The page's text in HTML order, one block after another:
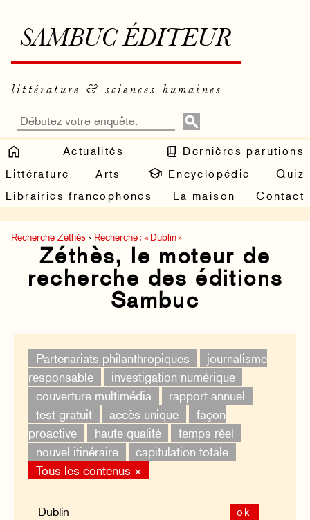
SAMBUC ÉDITEUR
littérature & sciences humaines
Actualités
Dernières parutions
Littérature
Arts Encyclopédie
Quiz
Librairies francophones
La maison Contact
Recherche Zéthès › Recherche : « Dublin »
Zéthès, le moteur de
recherche des éditions
Sambuc
Partenariats philanthropiques
journalisme
responsable
investigation numérique
couverture multimédia
rapport annuel
test gratuit
accès unique
façon
proactive
haute qualité
temps réel
nouvel itinéraire
capitulation totale
Tous les contenus ×
ok